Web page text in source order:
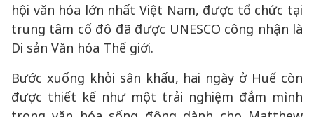
hội văn hóa lớn nhất Việt Nam, được tổ chức tại
trung tâm cố đô đã được UNESCO công nhận là
Di sản Văn hóa Thế giới.
Bước xuống khỏi sân khấu, hai ngày ở Huế còn
được thiết kế như một trải nghiệm đắm mình